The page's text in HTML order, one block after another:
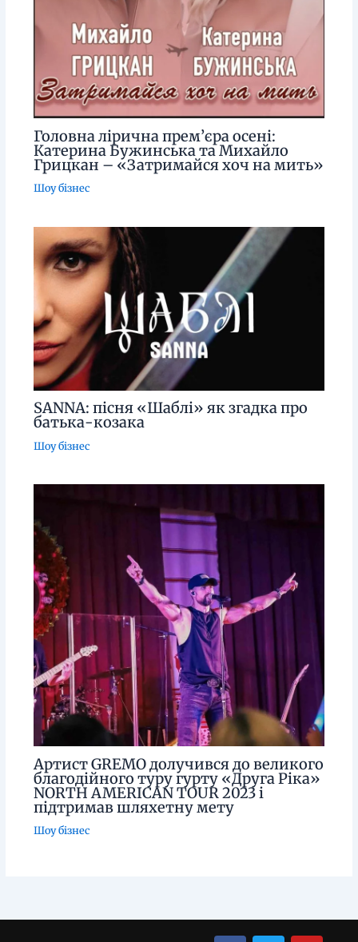
Головна лірична прем’єра осені:
Катерина Бужинська та Михайло
Грицкан – «Затримайся хоч на мить»
Шоу бізнес
SANNA: пісня «Шаблі» як згадка про
батька-козака
Шоу бізнес
Артист GREMO долучився до великого
благодійного туру гурту «Друга Ріка»
NORTH AMERICAN TOUR 2023 і
підтримав шляхетну мету
Шоу бізнес